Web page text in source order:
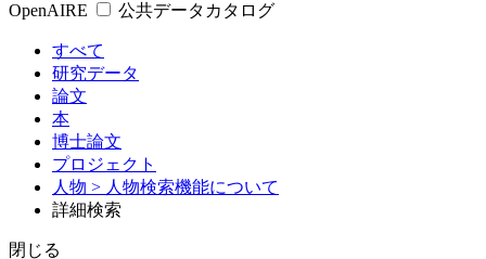
OpenAIRE
公共データカタログ
すべて
研究データ
論文
本
博士論文
プロジェクト
人物 > 人物検索機能について
詳細検索
閉じる